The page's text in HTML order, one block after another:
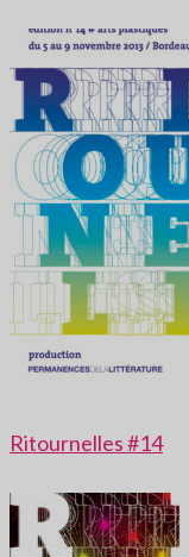
Ritournelles #14